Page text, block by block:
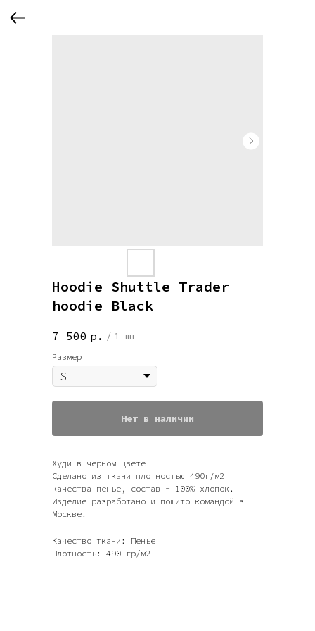
Hoodie Shuttle Trader
hoodie Black
7 500 р. / 1 шт
Размер
Нет в наличии
Худи в черном цвете
Сделано из ткани плотностью 490г/м2
качества пенье, состав - 100% хлопок.
Изделие разработано и пошито командой в
Москве.
Качество ткани: Пенье
Плотность: 490 гр/м2